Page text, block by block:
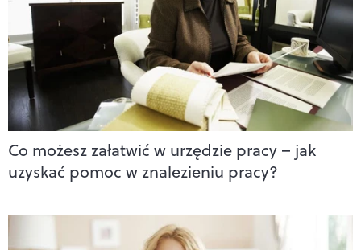
Co możesz załatwić w urzędzie pracy – jak
uzyskać pomoc w znalezieniu pracy?